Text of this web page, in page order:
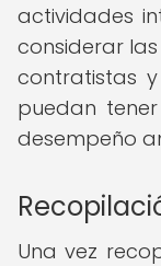
actividades
considerar
contratistas
puedan
desempeño
Una vez